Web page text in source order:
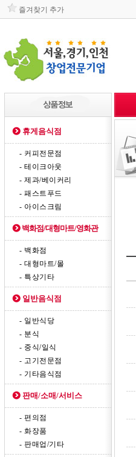
즐겨찾기 추가
휴게음식점
- 커피전문점
- 테이크아웃
- 제과/베이커리
- 패스트푸드
- 아이스크림
백화점/대형마트/영화관
- 백화점
- 대형마트/몰
- 특상기타
일반음식점
- 일반식당
- 분식
- 중식/일식
- 고기전문점
- 기타음식점
판매/소매/서비스
- 편의점
- 화장품
- 판매업/기타